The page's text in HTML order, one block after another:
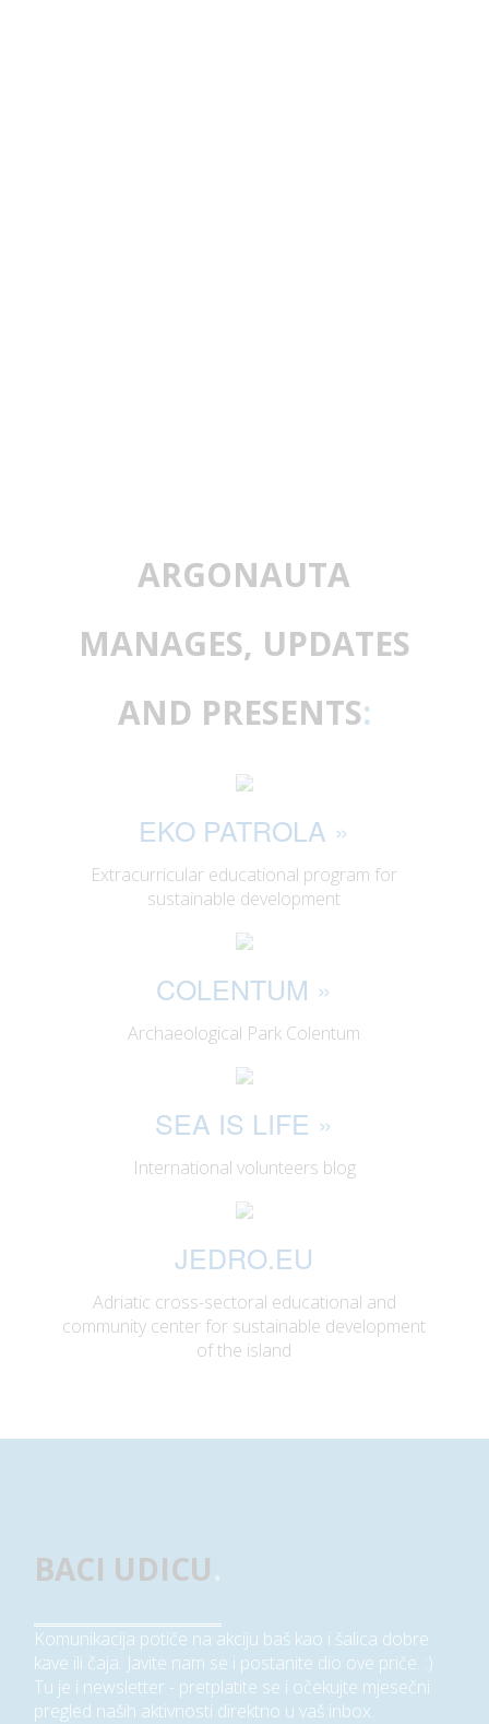
ARGONAUTA
MANAGES, UPDATES
AND PRESENTS:
EKO PATROLA »
Extracurricular educational program for
sustainable development
COLENTUM »
Archaeological Park Colentum
SEA IS LIFE »
International volunteers blog
JEDRO.EU
Adriatic cross-sectoral educational and
community center for sustainable development
of the island
BACI UDICU
Komunikacija potiče na akciju baš kao i šalica dobre
kave ili čaja. Javite nam se i postanite dio ove priče. :)
Tu je i newsletter - pretplatite se i očekujte mjesečni
pregled naših aktivnosti direktno u vaš inbox.